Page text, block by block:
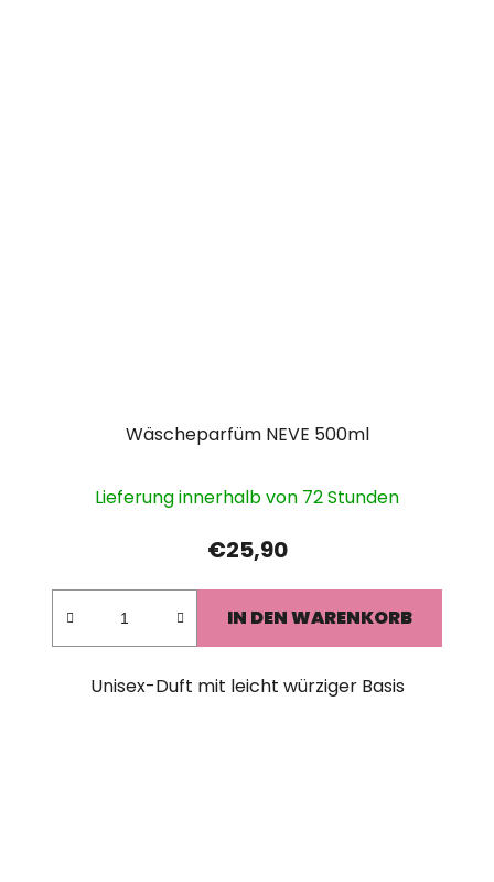
Wäscheparfüm NEVE 500ml
Lieferung innerhalb von 72 Stunden
€25,90
IN DEN WARENKORB
Unisex-Duft mit leicht würziger Basis